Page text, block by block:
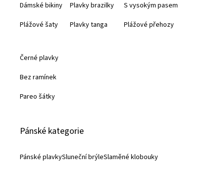
Dámské bikiny
Plážové šaty
Plavky brazilky
Plavky tanga
S vysokým pasem
Plážové přehozy
Černé plavky
Bez ramínek
Pareo šátky
Pánské kategorie
Pánské plavkySluneční brýleSlaměné klobouky